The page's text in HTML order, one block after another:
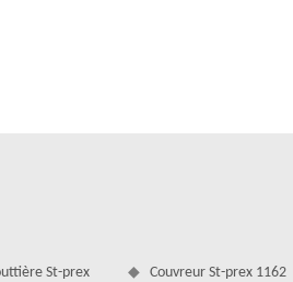
St-prex
Couvreur St-prex 1162